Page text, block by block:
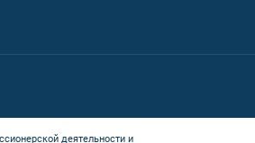
деятельности и